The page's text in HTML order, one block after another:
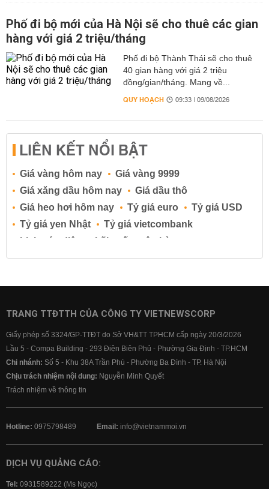
Phố đi bộ mới của Hà Nội sẽ cho thuê các gian
hàng với giá 2 triệu/tháng
Phố đi bộ Thành Thái sẽ cho thuê
40 gian hàng với giá 2 triệu
đồng/gian/tháng. Mang về...
QUY HOẠCH 09:33 | 09/08/2026
LIÊN KẾT NỔI BẬT
Giá vàng hôm nay
Giá vàng 9999
Giá xăng dầu hôm nay
Giá dầu thô
Giá heo hơi hôm nay
Tỷ giá euro
Tỷ giá USD
Tỷ giá yen Nhật
Tỷ giá vietcombank
Lịch cúp điện
Lãi suất ngân hàng
Lãi suất tiết kiệm
Lãi suất tiền gửi
Lãi suất ngân hàng BIDV
Lãi suất ngân hàng Vietcombank
TRANG TTĐTTH CỦA CÔNG TY VIETNEWSCORP
Giấy phép số 3324/GP-TTĐT do Sở VH&TT TPHCM cấp ngày 20/3/2026
Lầu 5 - Compa Building - 293 Điện Biên Phủ - Phường Gia Định - TP.HCM
Chi nhánh: Số 5 - Khu 38A Trần Phú - Phường Ba Đình - TP. Hà Nội
Chịu trách nhiệm nội dung: Nguyễn Minh Quyết
Trách nhiệm về thông tin
Hotline: 0975798489 Email: info@vietnammoi.vn
DỊCH VỤ QUẢNG CÁO:
Tel: 0931589222 (Ms Ngọc)